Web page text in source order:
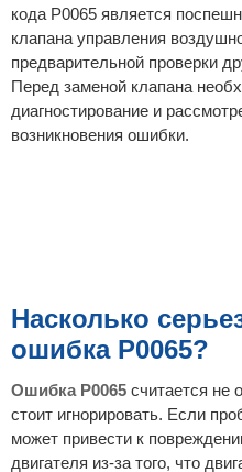
кода P0065 является
клапана управления
предварительной проверки
Перед заменой клапана
диагностирование и
возникновения ошибки.
Насколько
ошибка P0065?
Ошибка P0065 считается не
стоит игнорировать. Если
может привести к
двигателя из-за того, что